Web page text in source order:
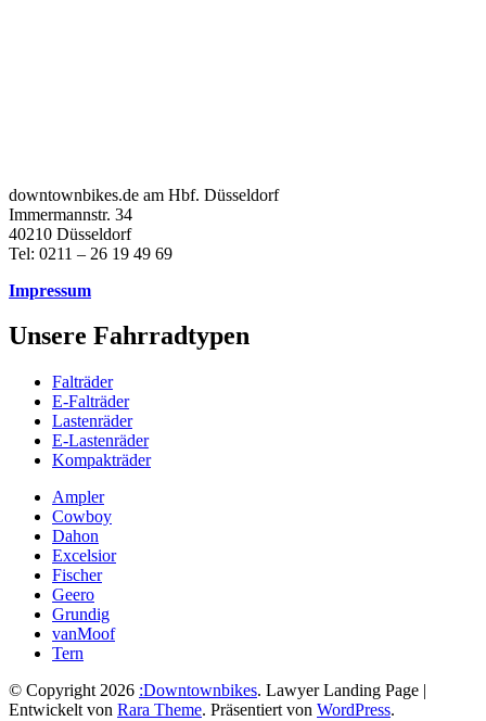
downtownbikes.de am Hbf. Düsseldorf
Immermannstr. 34
40210 Düsseldorf
Tel: 0211 – 26 19 49 69
Impressum
Unsere Fahrradtypen
Falträder
E-Falträder
Lastenräder
E-Lastenräder
Kompakträder
Ampler
Cowboy
Dahon
Excelsior
Fischer
Geero
Grundig
vanMoof
Tern
© Copyright 2026 :Downtownbikes. Lawyer Landing Page |
Entwickelt von Rara Theme. Präsentiert von WordPress.